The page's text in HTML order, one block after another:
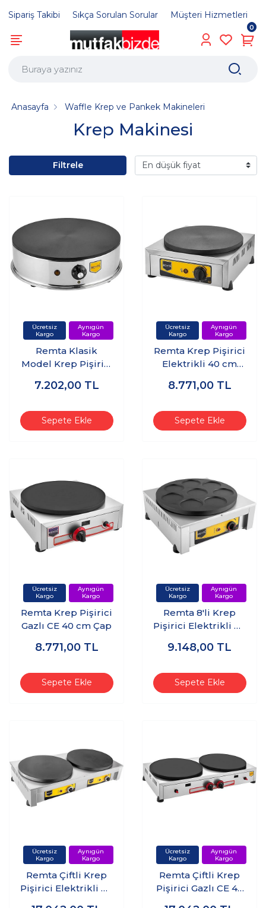
Sipariş Takibi Sıkça Sorulan Sorular Müşteri Hizmetleri
0
Krep Makinesi
Anasayfa Waffle Krep ve Pankek Makineleri
Filtrele
Remta Klasik
Model Krep Pişirici
Çap
7.202,00 TL
Sepete Ekle
Remta Krep Pişirici
Elektrikli 40 cm
8.771,00 TL
Sepete Ekle
Remta Krep Pişirici
Gazlı CE 40 cm Çap
8.771,00 TL
Sepete Ekle
Remta 8'li Krep
Pişirici Elektrikli 40
9.148,00 TL
Sepete Ekle
Remta Çiftli Krep
Pişirici Elektrikli 40
Remta Çiftli Krep
Pişirici Gazlı CE 40